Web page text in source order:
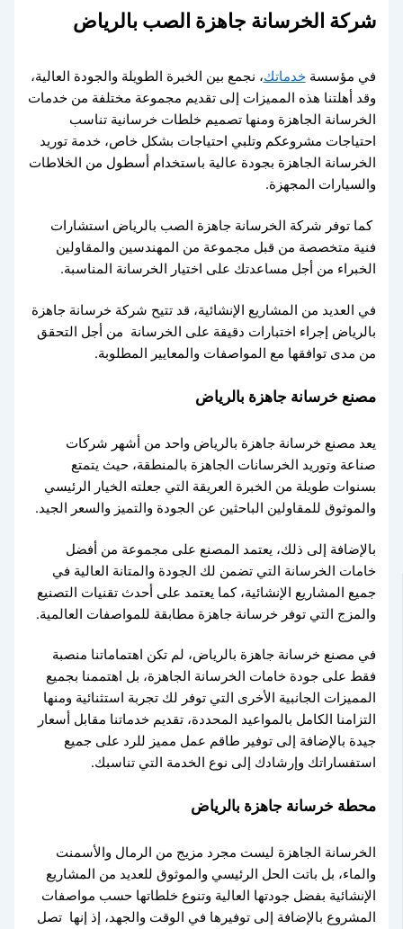
شركة الخرسانة جاهزة الصب بالرياض
في مؤسسةخدماتك، نجمع بين الخبرة الطويلة والجودة العالية،
وقد أهلتنا هذه المميزات إلى تقديم مجموعة مختلفة من خدمات
الخرسانة الجاهزة ومنها تصميم خلطات خرسانية تناسب
احتياجات مشروعكم وتلبي احتياجات بشكل خاص، خدمة توريد
الخرسانة الجاهزة بجودة عالية باستخدام أسطول من الخلاطات
والسيارات المجهزة.
كما توفر شركة الخرسانة جاهزة الصب بالرياض استشارات
فنية متخصصة من قبل مجموعة من المهندسين والمقاولين
الخبراء من أجل مساعدتك على اختيار الخرسانة المناسبة.
في العديد من المشاريع الإنشائية، قد تتيح شركة خرسانة جاهزة
بالرياض إجراء اختبارات دقيقة على الخرسانة من أجل التحقق
من مدى توافقها مع المواصفات والمعايير المطلوبة.
مصنع خرسانة جاهزة بالرياض
يعد مصنع خرسانة جاهزة بالرياض واحد من أشهر شركات
صناعة وتوريد الخرسانات الجاهزة بالمنطقة، حيث يتمتع
بسنوات طويلة من الخبرة العريقة التي جعلته الخيار الرئيسي
والموثوق للمقاولين الباحثين عن الجودة والتميز والسعر الجيد.
بالإضافة إلى ذلك، يعتمد المصنع على مجموعة من أفضل
خامات الخرسانة التي تضمن لك الجودة والمتانة العالية في
جميع المشاريع الإنشائية، كما يعتمد على أحدث تقنيات التصنيع
والمزج التي توفر خرسانة جاهزة مطابقة للمواصفات العالمية.
في مصنع خرسانة جاهزة بالرياض، لم تكن اهتماماتنا منصبة
فقط على جودة خامات الخرسانة الجاهزة، بل اهتممنا بجميع
المميزات الجانبية الأخرى التي توفر لك تجربة استثنائية ومنها
التزامنا الكامل بالمواعيد المحددة، تقديم خدماتنا مقابل أسعار
جيدة بالإضافة إلى توفير طاقم عمل مميز للرد على جميع
استفساراتك وإرشادك إلى نوع الخدمة التي تناسبك.
محطة خرسانة جاهزة بالرياض
الخرسانة الجاهزة ليست مجرد مزيج من الرمال والأسمنت
والماء، بل باتت الحل الرئيسي والموثوق للعديد من المشاريع
الإنشائية بفضل جودتها العالية وتنوع خلطاتها حسب مواصفات
المشروع بالإضافة إلى توفيرها في الوقت والجهد، إذ إنها تصل